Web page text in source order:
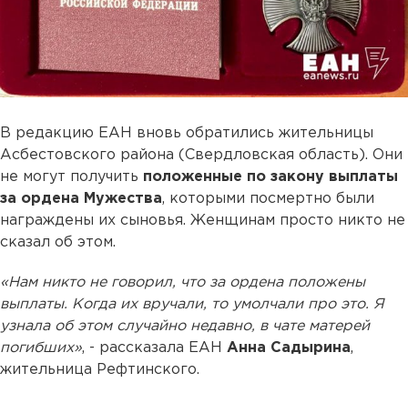
В редакцию ЕАН вновь обратились жительницы
Асбестовского района (Свердловская область). Они
не могут получить положенные по закону выплаты
за ордена Мужества, которыми посмертно были
награждены их сыновья. Женщинам просто никто не
сказал об этом.
«Нам никто не говорил, что за ордена положены
выплаты. Когда их вручали, то умолчали про это. Я
узнала об этом случайно недавно, в чате матерей
погибших», - рассказала ЕАН Анна Садырина,
жительница Рефтинского.